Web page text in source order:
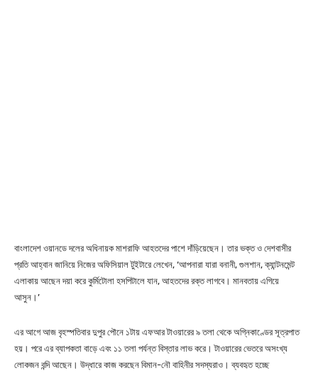
বাংলাদেশ ওয়ানডে দলের অধিনায়ক মাশরাফি আহতদের পাশে দাঁড়িয়েছেন। তার ভক্ত ও দেশবাসীর
প্রতি আহ্বান জানিয়ে নিজের অফিসিয়াল টুইটারে লেখেন, ‘আপনারা যারা বনানী, গুলশান, ক্যান্টনমেন্ট
এলাকায় আছেন দয়া করে কুর্মিটোলা হসপিটালে যান, আহতদের রক্ত লাগবে। মানবতায় এগিয়ে
আসুন।’
এর আগে আজ বৃহস্পতিবার দুপুর পৌনে ১টায় এফআর টাওয়ারের ৯ তলা থেকে অগ্নিকাণ্ডের সূত্রপাত
হয়। পরে এর ব্যাপকতা বাড়ে এবং ১১ তলা পর্যন্ত বিস্তার লাভ করে। টাওয়ারের ভেতরে অসংখ্য
লোকজন বন্দি আছেন। উদ্ধারে কাজ করছেন বিমান-নৌ বাহিনীর সদস্যরাও। ব্যবহৃত হচ্ছে